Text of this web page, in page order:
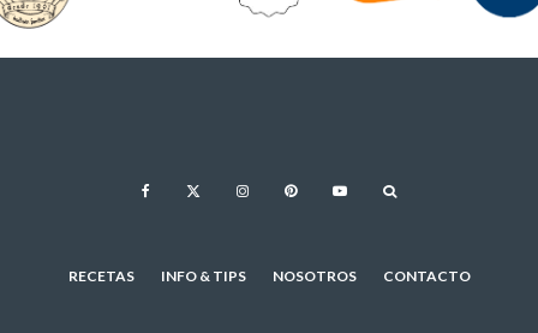
RECETAS INFO & TIPS NOSOTROS CONTACTO